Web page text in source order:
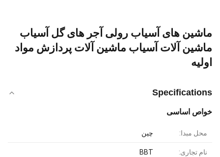
ماشین های آسیاب رولی آجر های گل آسیاب
ماشین آلات آسیاب ماشین آلات پردازش مواد
اولیه
Specifications
خواص اساسی
محل مبدا: چین
نام تجاری: BBT